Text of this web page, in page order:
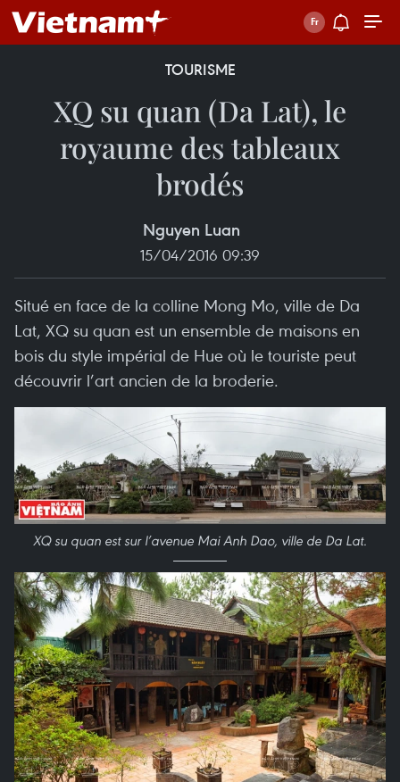
TOURISME
XQ su quan (Da Lat), le
royaume des tableaux
brodés
Nguyen Luan
15/04/2016 09:39
Situé en face de la colline Mong Mo, ville de Da
Lat, XQ su quan est un ensemble de maisons en
bois du style impérial de Hue où le touriste peut
découvrir l’art ancien de la broderie.
XQ su quan est sur l’avenue Mai Anh Dao, ville de Da Lat.